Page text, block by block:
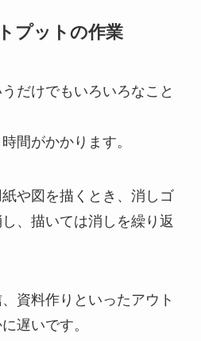
プットの作業
だけでもいろいろなこと
間がかかります。
や図を描くとき、消しゴ
、描いては消しを繰り返
資料作りといったアウト
遅いです。